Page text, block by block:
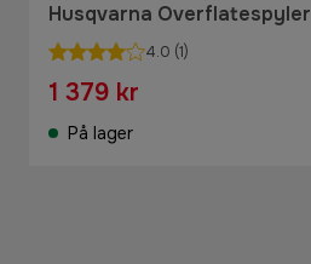
Husqvarna Overflatespyler
4.0 (1)
1 379 kr
På lager